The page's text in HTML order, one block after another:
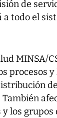
de
a todo el
MINSA/
procesos y
de
los grupos